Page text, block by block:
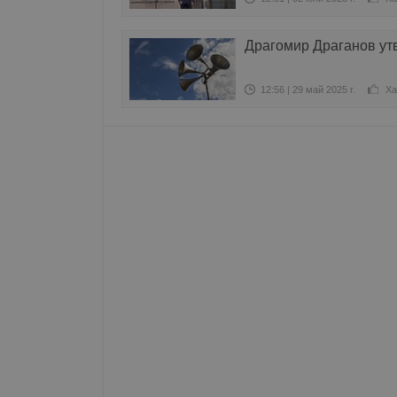
Драгомир Драганов
12:56 | 29 май 2025 г.